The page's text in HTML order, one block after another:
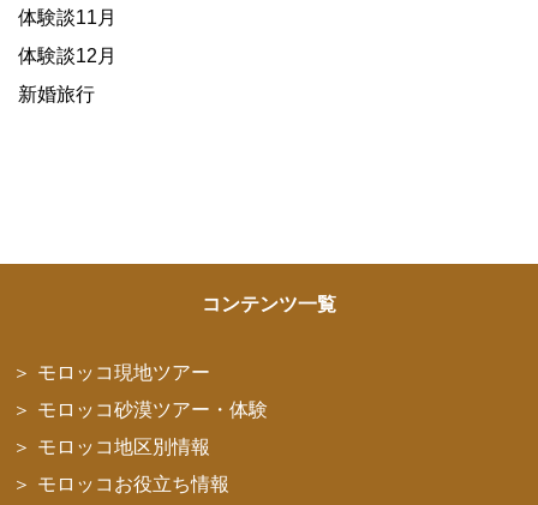
体験談11月
体験談12月
新婚旅行
コンテンツ一覧
モロッコ現地ツアー
モロッコ砂漠ツアー・体験
モロッコ地区別情報
モロッコお役立ち情報